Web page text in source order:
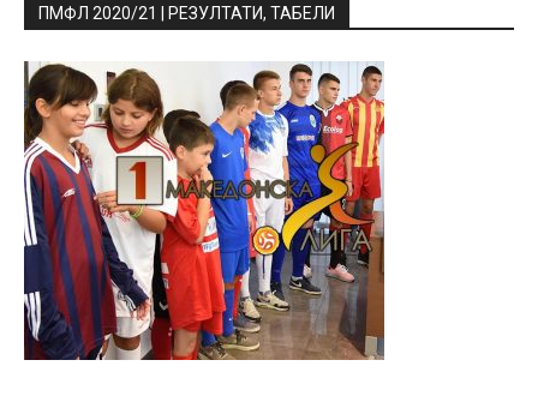
ПМФЛ 2020/21 | РЕЗУЛТАТИ, ТАБЕЛИ